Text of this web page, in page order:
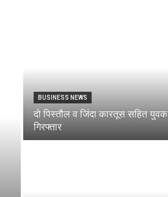
BUSINESS NEWS
दो पिस्तौल व जिंदा कारतूस सहित युवक
गिरफ्तार